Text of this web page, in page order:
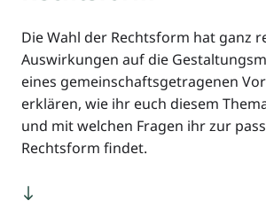
Die Wahl der Rechtsform hat ganz
Auswirkungen auf die
eines gemeinschaftsgetragenen
erklären, wie ihr euch diesem
und mit welchen Fragen ihr zur
Rechtsform findet.